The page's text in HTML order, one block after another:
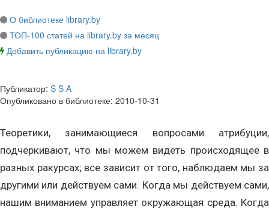
О библиотеке library.by
ТОП-100 статей на library.by за месяц
Добавить публикацию на library.by
Публикатор: S S A
Опубликовано в библиотеке: 2010-10-31
Теоретики, занимающиеся вопросами атрибуции,
подчеркивают, что мы можем видеть происходящее в
разных ракурсах; все зависит от того, наблюдаем мы за
другими или действуем сами. Когда мы действуем сами,
нашим вниманием управляет окружающая среда. Когда